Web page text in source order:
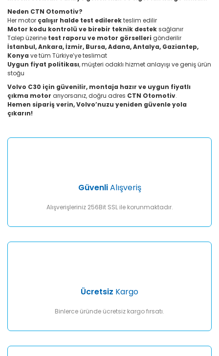
Neden CTN Otomotiv?
Her motor çalışır halde test edilerekteslim edilir
Motor kodu kontrolü ve birebir teknik desteksağlanır
Talep üzerine test raporu ve motor görselleri gönderilir
İstanbul, Ankara, İzmir, Bursa, Adana, Antalya, Gaziantep,
Konya ve tüm Türkiye’ye teslimat
Uygun fiyat politikası, müşteri odaklı hizmet anlayışı ve geniş ürün
stoğu
Volvo C30 için güvenilir, montaja hazır ve uygun fiyatlı
çıkma motor arıyorsanız, doğru adres CTN Otomotiv.
Hemen sipariş verin, Volvo’nuzu yeniden güvenle yola
çıkarın!
GüvenliAlışveriş
Alışverişleriniz 256Bit SSL ile korunmaktadır.
Ücretsiz Kargo
Binlerce üründe ücretsiz kargo fırsatı.